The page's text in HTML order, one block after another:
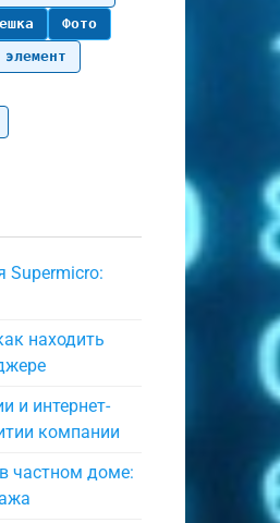
Фото
Supermicro:
находить
и интернет-
компании
частном доме: